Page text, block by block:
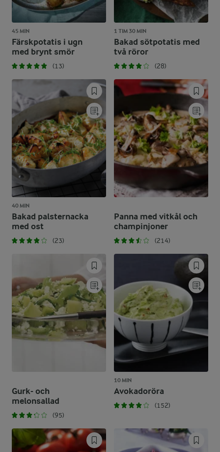
45 MIN
Färskpotatis i ugn
med brynt smör
(13)
1 TIM 30 MIN
Bakad sötpotatis med
två röror
(28)
40 MIN
Bakad palsternacka
med ost
(23)
Panna med vitkål och
champinjoner
(214)
Gurk- och
melonsallad
(95)
10 MIN
Avokadoröra
(152)